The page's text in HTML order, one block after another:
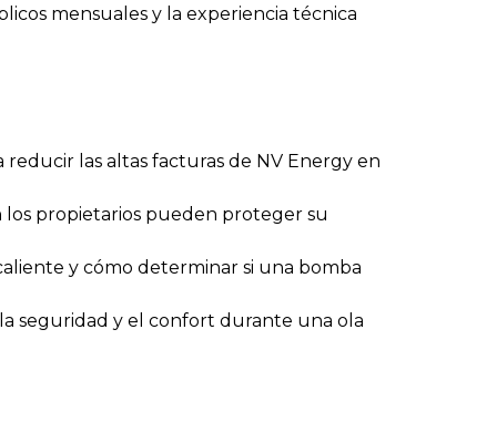
mensuales y la experiencia técnica
reducir las altas facturas de NV Energy en
los propietarios pueden proteger su
y cómo determinar si una bomba
seguridad y el confort durante una ola